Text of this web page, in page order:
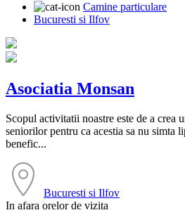
Camine particulare
Bucuresti si Ilfov
Asociatia Monsan
Scopul activitatii noastre este de a crea
seniorilor pentru ca acestia sa nu simta
benefic...
Bucuresti si Ilfov
In afara orelor de vizita